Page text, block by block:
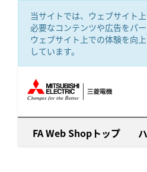
当サイトでは、ウェブサイト
必要なコンテンツや広告をパ
ウェブサイト上での体験を向
しています。
FA Web Shopトップ